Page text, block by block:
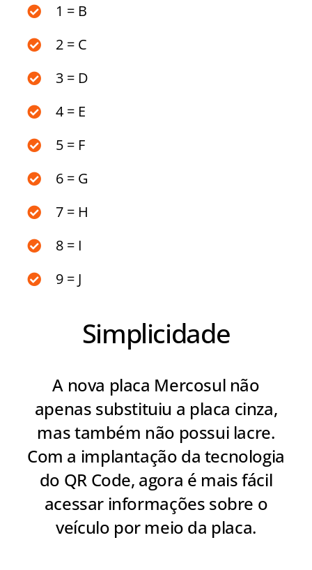
1 = B
2 = C
3 = D
4 = E
5 = F
6 = G
7 = H
8 = I
9 = J
Simplicidade
A nova placa Mercosul não
apenas substituiu a placa cinza,
mas também não possui lacre.
Com a implantação da tecnologia
do QR Code, agora é mais fácil
acessar informações sobre o
veículo por meio da placa.